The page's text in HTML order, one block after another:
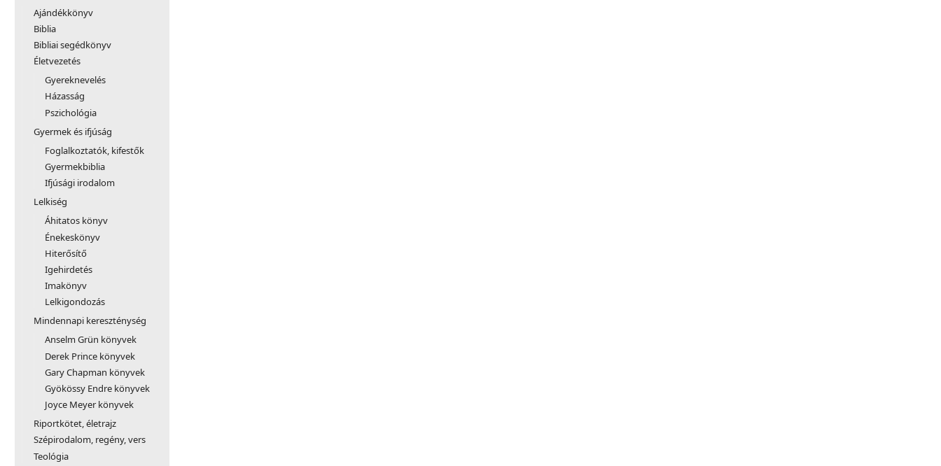
Ajándékkönyv
Biblia
Bibliai segédkönyv
Életvezetés
Gyereknevelés
Házasság
Pszichológia
Gyermek és ifjúság
Foglalkoztatók, kifestők
Gyermekbiblia
Ifjúsági irodalom
Lelkiség
Áhitatos könyv
Énekeskönyv
Hiterősítő
Igehirdetés
Imakönyv
Lelkigondozás
Mindennapi kereszténység
Anselm Grün könyvek
Derek Prince könyvek
Gary Chapman könyvek
Gyökössy Endre könyvek
Joyce Meyer könyvek
Riportkötet, életrajz
Szépirodalom, regény, vers
Teológia